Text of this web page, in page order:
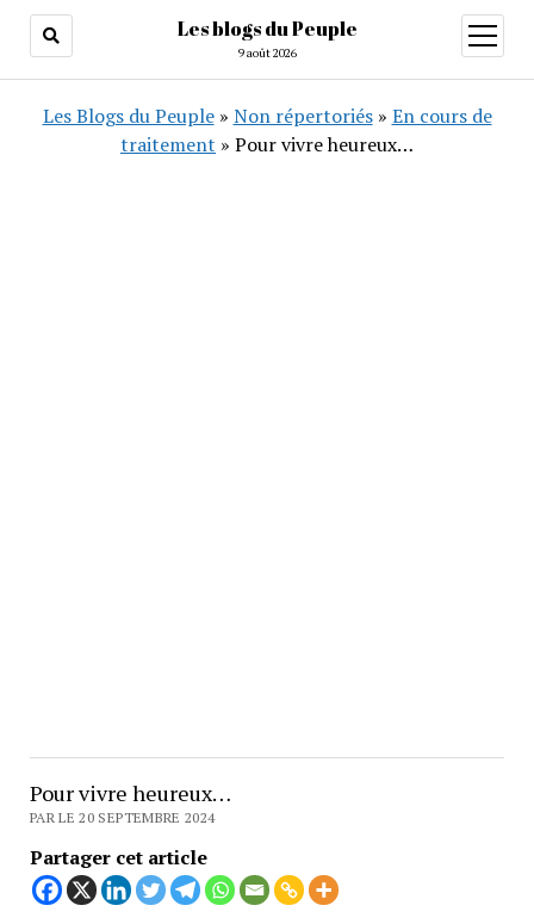
Les blogs du Peuple
9 août 2026
ouvrir
menu
Les Blogs du Peuple» Non répertoriés» En cours de
traitement » Pour vivre heureux…
Pour vivre heureux…
PAR LE 20 SEPTEMBRE 2024
Partager cet article